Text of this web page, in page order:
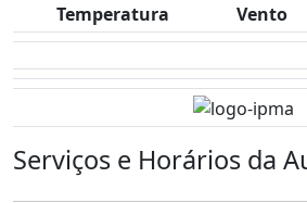
Temperatura Vento
Serviços e Horários da